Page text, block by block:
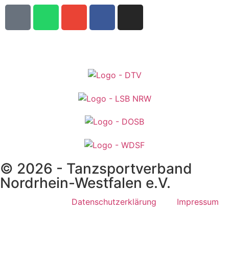
© 2026 - Tanzsportverband
Nordrhein-Westfalen e.V.
Datenschutzerklärung Impressum